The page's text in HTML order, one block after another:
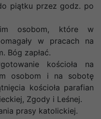
piątku przez godz. po
osobom, które w
w pracach na
Bóg zapłać.
kościoła na
osobom i na sobotę
kościoła parafian
Zgody i Leśnej.
prasy katolickiej.